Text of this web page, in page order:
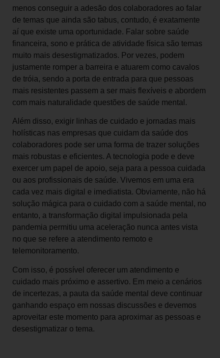
menos conseguir a adesão dos colaboradores ao falar
de temas que ainda são tabus, contudo, é exatamente
aí que existe uma oportunidade. Falar sobre saúde
financeira, sono e prática de atividade física são temas
muito mais desestigmatizados. Por vezes, podem
justamente romper a barreira e atuarem como cavalos
de tróia, sendo a porta de entrada para que pessoas
mais resistentes passem a ser mais flexíveis e abordem
com mais naturalidade questões de saúde mental.
Além disso, exigir linhas de cuidado e jornadas mais
holísticas nas empresas que cuidam da saúde dos
colaboradores pode ser uma forma de trazer soluções
mais robustas e eficientes. A tecnologia pode e deve
exercer um papel de apoio, seja para a pessoa cuidada
ou aos profissionais de saúde. Vivemos em uma era
cada vez mais digital e imediatista. Obviamente, não há
solução mágica para o cuidado com a saúde mental, no
entanto, a transformação digital impulsionada pela
pandemia permitiu uma aceleração nunca antes vista
no que se refere a atendimento remoto e
telemonitoramento.
Com isso, é possível oferecer um atendimento e
cuidado mais próximo e assertivo. Em meio a cenários
de incertezas, a pauta da saúde mental deve continuar
ganhando espaço em nossas discussões e devemos
aproveitar este momento para aproximar as pessoas e
desestigmatizar o tema.